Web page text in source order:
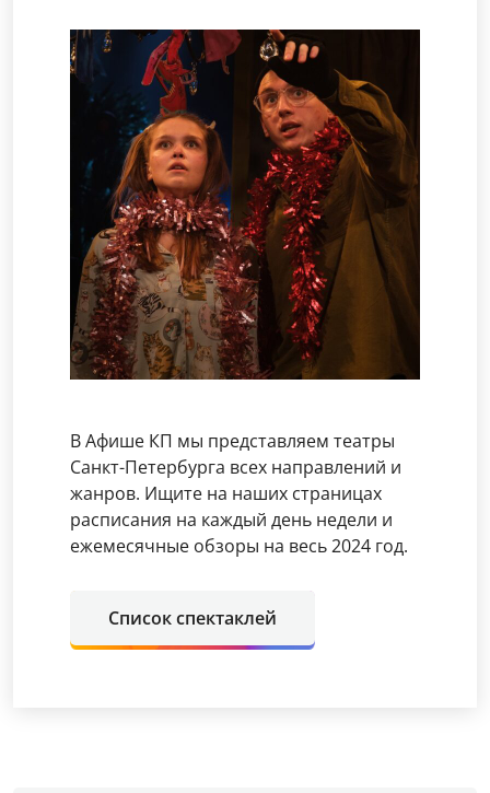
В Афише КП мы представляем театры
Санкт-Петербурга всех направлений и
жанров. Ищите на наших страницах
расписания на каждый день недели и
ежемесячные обзоры на весь 2024 год.
Список спектаклей